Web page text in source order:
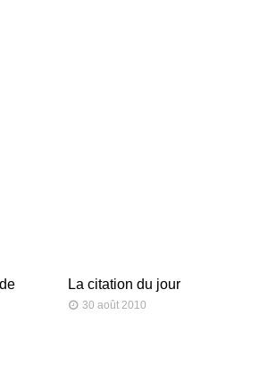
La citation du jour
30 août 2010